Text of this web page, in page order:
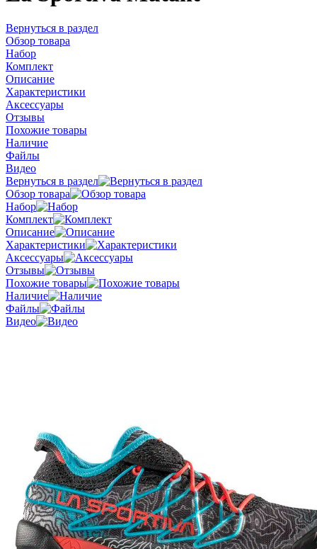
Вернуться в раздел
Обзор товара
Набор
Комплект
Описание
Характеристики
Аксессуары
Отзывы
Похожие товары
Наличие
Файлы
Видео
Вернуться в раздел
Обзор товара
Набор
Комплект
Описание
Характеристики
Аксессуары
Отзывы
Похожие товары
Наличие
Файлы
Видео